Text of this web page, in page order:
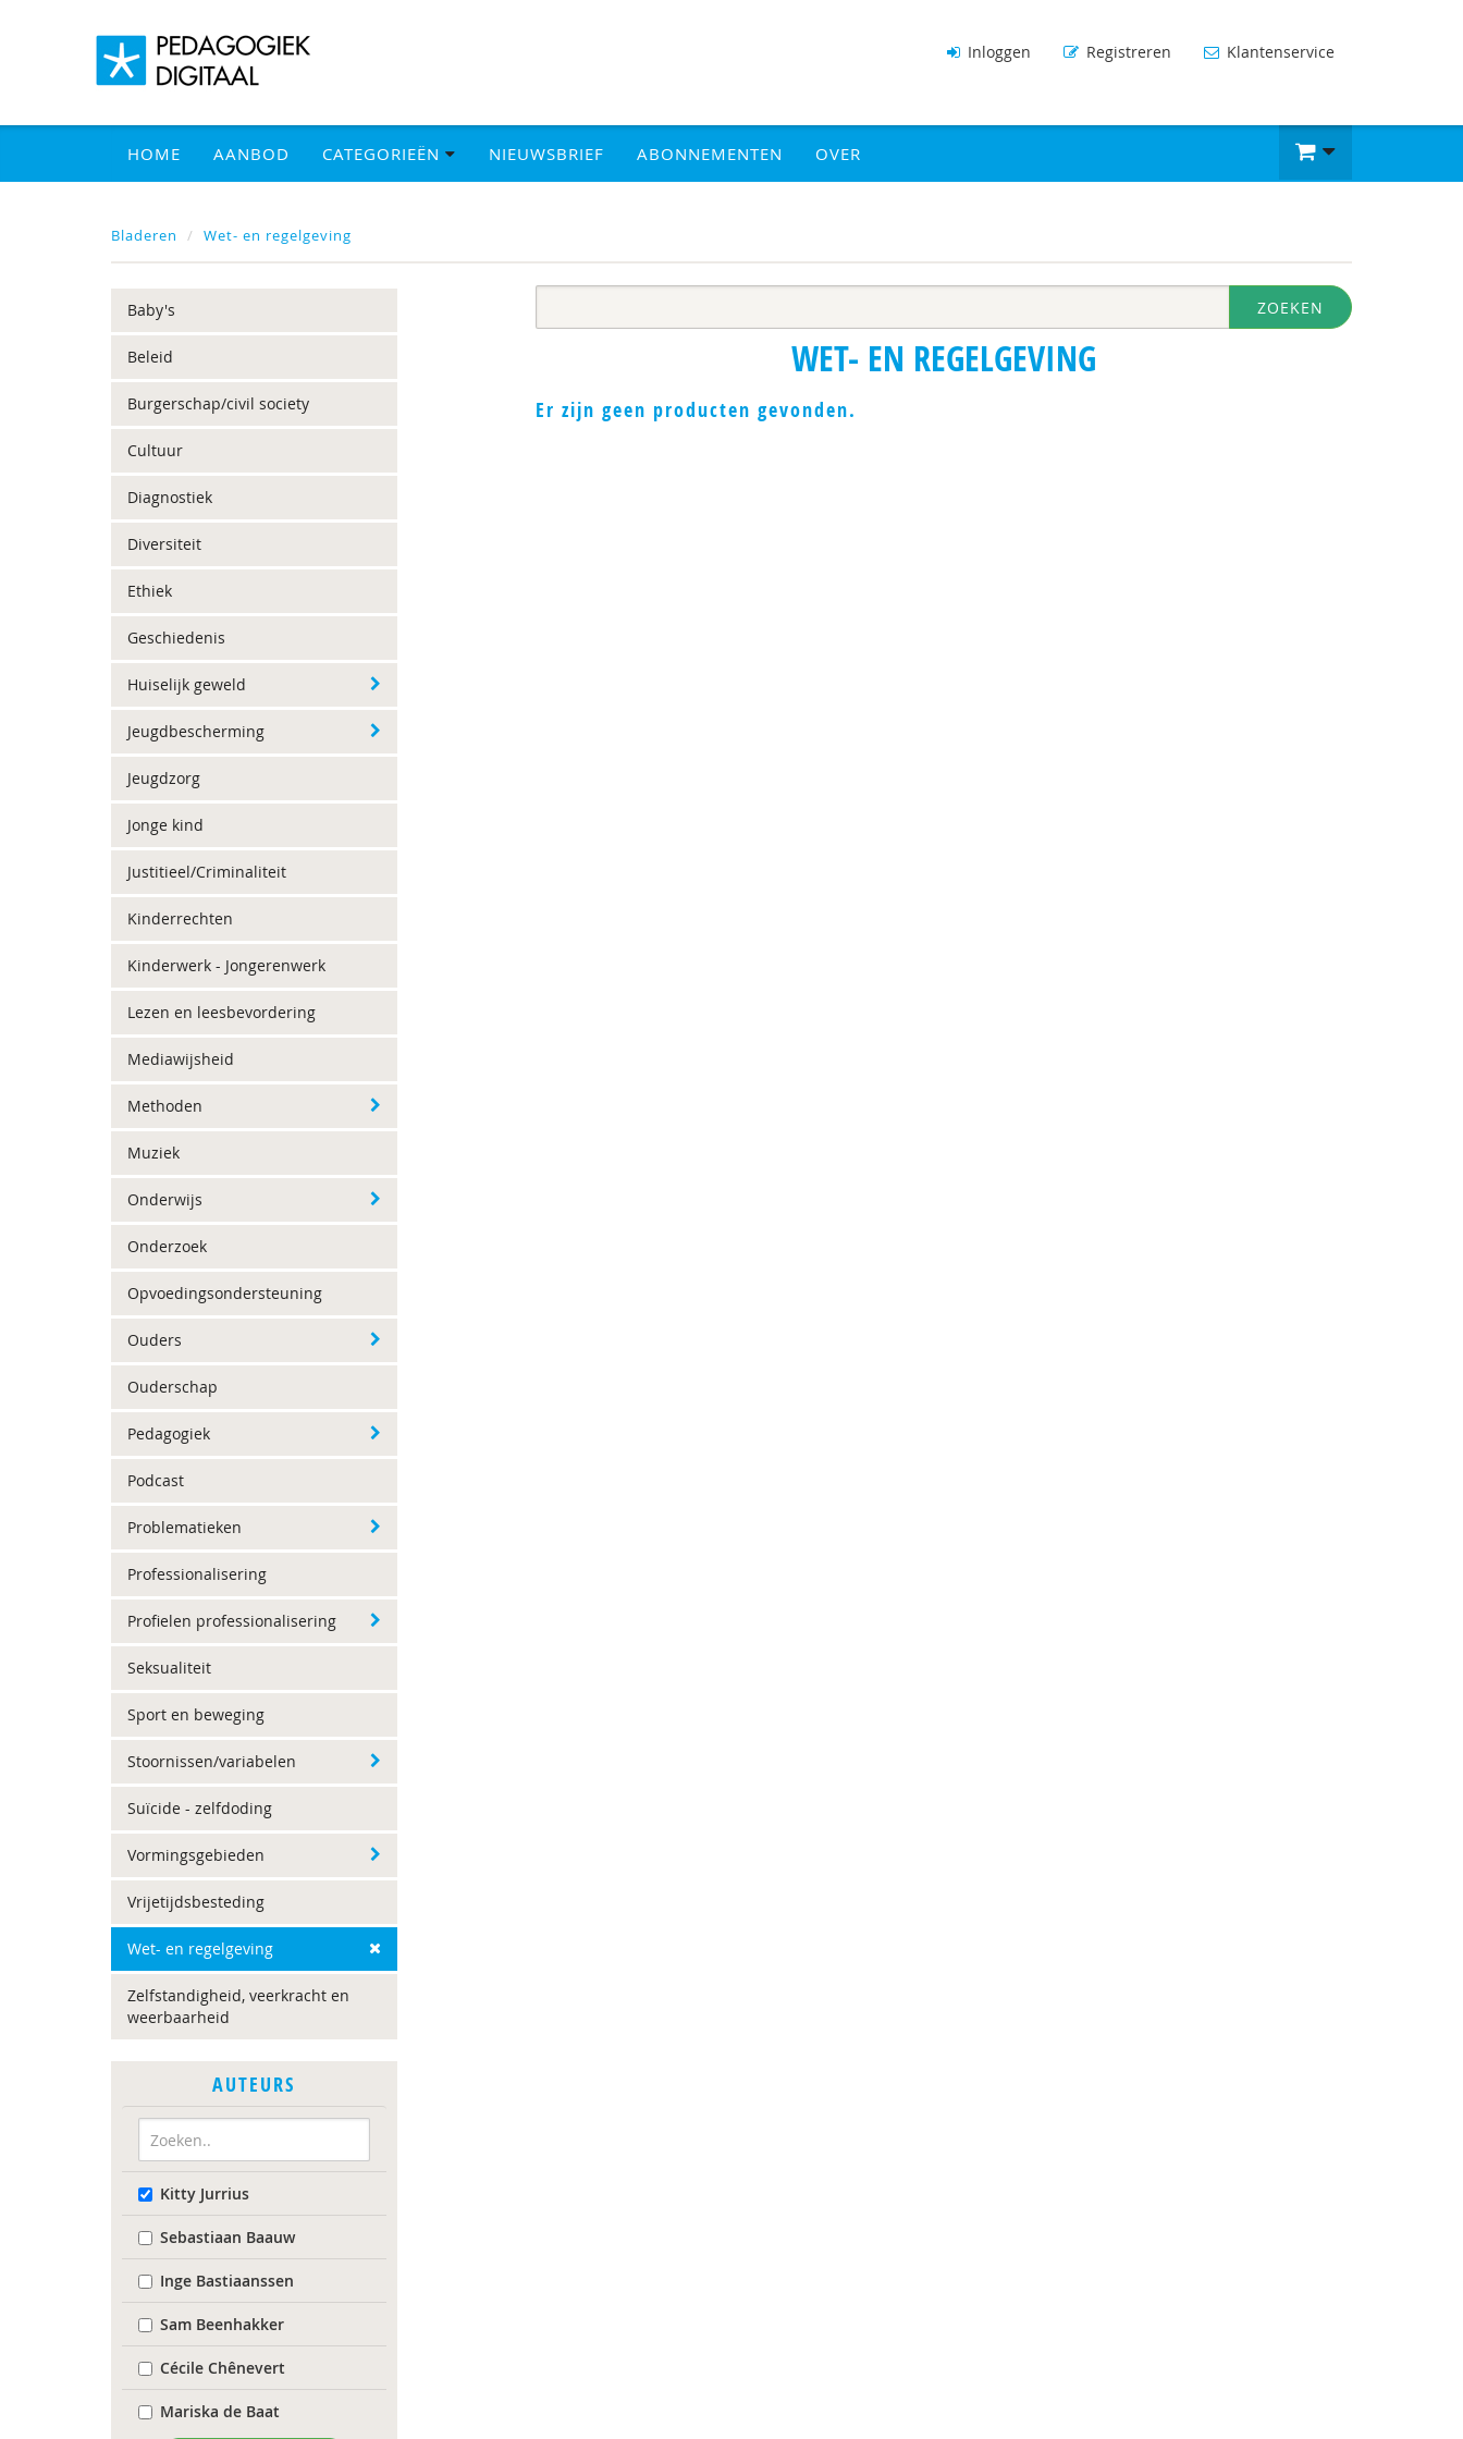
Inloggen Registreren Klantenservice
HOME AANBOD CATEGORIEËN NIEUWSBRIEF ABONNEMENTEN OVER
Bladeren Wet- en regelgeving
Baby's
Beleid
Burgerschap/civil society
Cultuur
Diagnostiek
Diversiteit
Ethiek
Geschiedenis
Huiselijk geweld
Jeugdbescherming
Jeugdzorg
Jonge kind
Justitieel/Criminaliteit
Kinderrechten
Kinderwerk - Jongerenwerk
Lezen en leesbevordering
Mediawijsheid
Methoden
Muziek
Onderwijs
Onderzoek
Opvoedingsondersteuning
Ouders
Ouderschap
Pedagogiek
Podcast
Problematieken
Professionalisering
Profielen professionalisering
Seksualiteit
Sport en beweging
Stoornissen/variabelen
Suïcide - zelfdoding
Vormingsgebieden
Vrijetijdsbesteding
Wet- en regelgeving
Zelfstandigheid, veerkracht en
weerbaarheid
AUTEURS
Kitty Jurrius
Sebastiaan Baauw
Inge Bastiaanssen
Sam Beenhakker
Cécile Chênevert
Mariska de Baat
ZOEKEN
WET- EN REGELGEVING
Er zijn geen producten gevonden.